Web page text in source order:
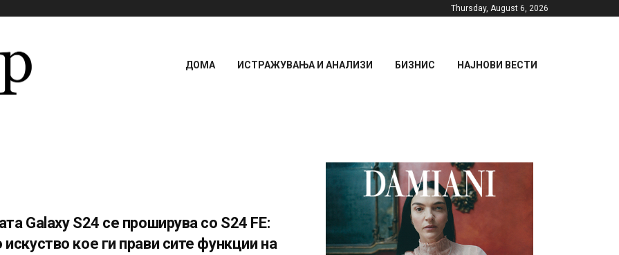
Thursday, August 6, 2026
ДОМА ИСТРАЖУВАЊА И АНАЛИЗИ БИЗНИС НАЈНОВИ ВЕСТИ
Galaxy S24 се проширува со S24 FE:
искуство кое ги прави сите функции на